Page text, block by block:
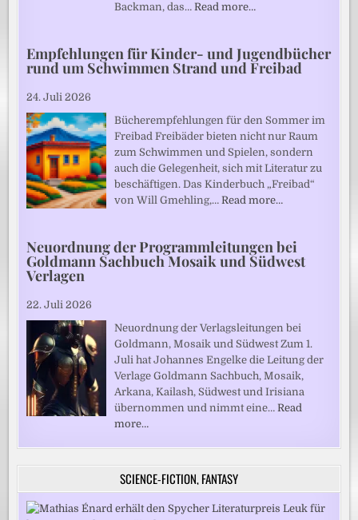
Backman, das…Read more…
Empfehlungen für Kinder- und Jugendbücher
rund um Schwimmen Strand und Freibad
24. Juli 2026
Bücherempfehlungen für den Sommer im
Freibad Freibäder bieten nicht nur Raum
zum Schwimmen und Spielen, sondern
auch die Gelegenheit, sich mit Literatur zu
beschäftigen. Das Kinderbuch „Freibad“
von Will Gmehling,…Read more…
Neuordnung der Programmleitungen bei
Goldmann Sachbuch Mosaik und Südwest
Verlagen
22. Juli 2026
Neuordnung der Verlagsleitungen bei
Goldmann, Mosaik und Südwest Zum 1.
Juli hat Johannes Engelke die Leitung der
Verlage Goldmann Sachbuch, Mosaik,
Arkana, Kailash, Südwest und Irisiana
übernommen und nimmt eine…Read
more…
SCIENCE-FICTION, FANTASY